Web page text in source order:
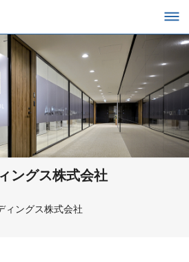
ングス株式会社
ィングス株式会社